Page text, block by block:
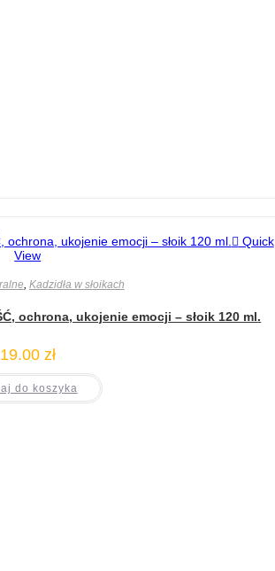
Quick
View
, Kadzidła w słoikach
ochrona, ukojenie emocji – słoik 120 ml.
19.00 zł
do koszyka